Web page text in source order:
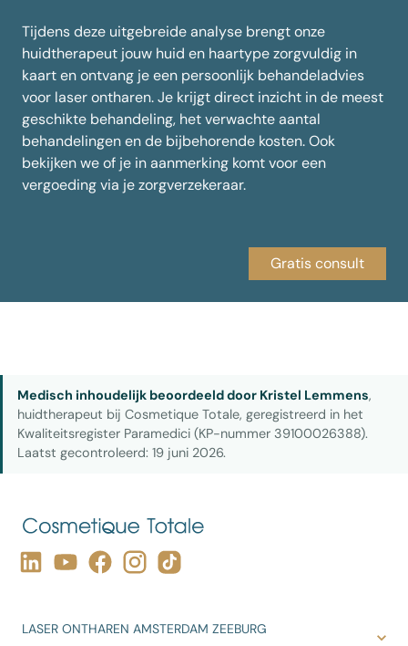
Tijdens deze uitgebreide analyse brengt onze
huidtherapeut jouw huid en haartype zorgvuldig in
kaart en ontvang je een persoonlijk behandeladvies
voor laser ontharen. Je krijgt direct inzicht in de meest
geschikte behandeling, het verwachte aantal
behandelingen en de bijbehorende kosten. Ook
bekijken we of je in aanmerking komt voor een
vergoeding via je zorgverzekeraar.
Gratis consult
Medisch inhoudelijk beoordeeld door Kristel Lemmens,
huidtherapeut bij Cosmetique Totale, geregistreerd in het
Kwaliteitsregister Paramedici (KP-nummer 39100026388).
Laatst gecontroleerd: 19 juni 2026.
LASER ONTHAREN AMSTERDAM ZEEBURG